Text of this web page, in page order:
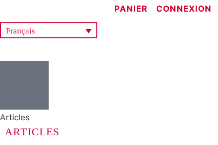
PANIER CONNEXION
Français
Articles
ARTICLES